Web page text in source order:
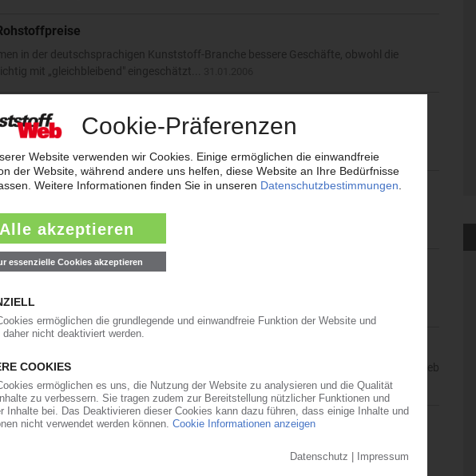
in der deutschsprachigen Kunststoff-Branche bessere Geschäfte, obwohl die
mit „gleichbleibend" eingeschätzt...
bemerkbar. 2005 erzielte der koreanische Hersteller von Elektronik-,
19,7 Mrd EUR, der operative Gewinn lag...
zu Röchling Automotive umfirmiert. Die umbenannte Gruppe fertigt nach
und Komponenten aus...
Treofan, verkauft das französische Werk in Mantes-la-Ville an
Australia Pty....
KG will die Fertigelemente-Werke in Leopoldshöhe und Großkugel sowie den Vertrieb
verkaufen. Derzeit... 30.01.2006
familiengeführten Kunststoff-Verarbeiter Europas und der Welt, konnte auch 2005
Mrd EUR fortsetzen. Nach den...